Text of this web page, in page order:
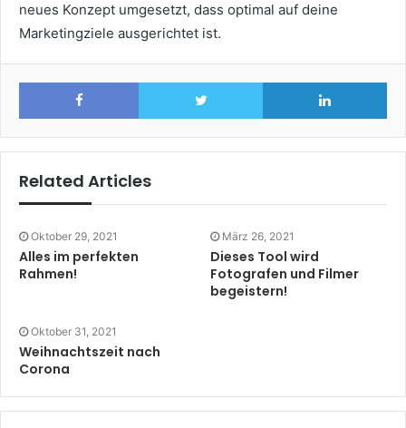
neues Konzept umgesetzt, dass optimal auf deine
Marketingziele ausgerichtet ist.
Facebook Twitter
Related Articles
Oktober 29, 2021
Alles im perfekten
Rahmen!
März 26, 2021
Dieses Tool wird
Fotografen und Filmer
begeistern!
Oktober 31, 2021
Weihnachtszeit nach
Corona